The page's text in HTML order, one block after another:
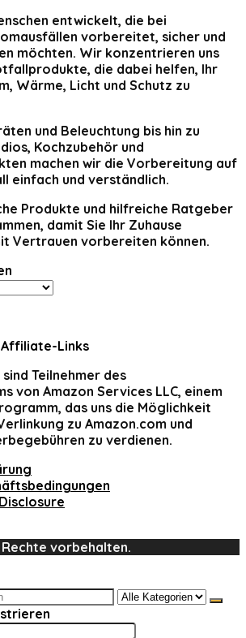
entwickelt, die bei
vorbereitet, sicher und
möchten. Wir konzentrieren uns
die dabei helfen, Ihr
Wärme, Licht und Schutz zu
und Beleuchtung bis hin zu
Kochzubehör und
machen wir die Vorbereitung auf
einfach und verständlich.
Produkte und hilfreiche Ratgeber
damit Sie Ihr Zuhause
Vertrauen vorbereiten können.
Links
Teilnehmer des
von Amazon Services LLC, einem
das uns die Möglichkeit
zu Amazon.com und
zu verdienen.
vorbehalten.